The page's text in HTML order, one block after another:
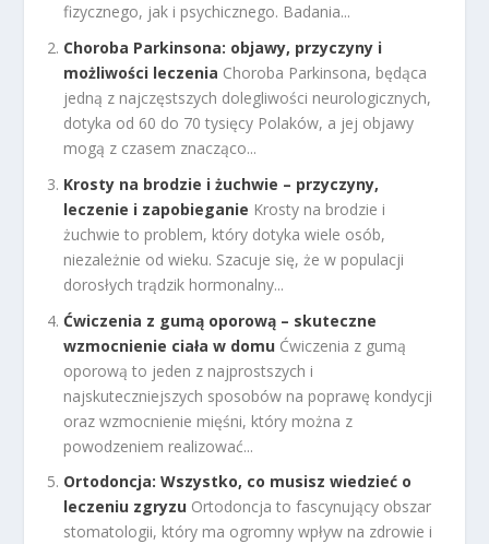
fizycznego, jak i psychicznego. Badania...
Choroba Parkinsona: objawy, przyczyny i
możliwości leczenia Choroba Parkinsona, będąca
jedną z najczęstszych dolegliwości neurologicznych,
dotyka od 60 do 70 tysięcy Polaków, a jej objawy
mogą z czasem znacząco...
Krosty na brodzie i żuchwie – przyczyny,
leczenie i zapobieganie Krosty na brodzie i
żuchwie to problem, który dotyka wiele osób,
niezależnie od wieku. Szacuje się, że w populacji
dorosłych trądzik hormonalny...
Ćwiczenia z gumą oporową – skuteczne
wzmocnienie ciała w domu Ćwiczenia z gumą
oporową to jeden z najprostszych i
najskuteczniejszych sposobów na poprawę kondycji
oraz wzmocnienie mięśni, który można z
powodzeniem realizować...
Ortodoncja: Wszystko, co musisz wiedzieć o
leczeniu zgryzu Ortodoncja to fascynujący obszar
stomatologii, który ma ogromny wpływ na zdrowie i